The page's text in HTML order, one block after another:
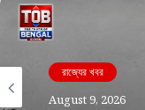
রাজ্যের খবর
August 9, 2026